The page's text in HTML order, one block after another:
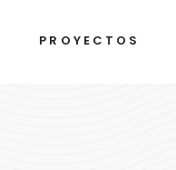
PROYECTOS